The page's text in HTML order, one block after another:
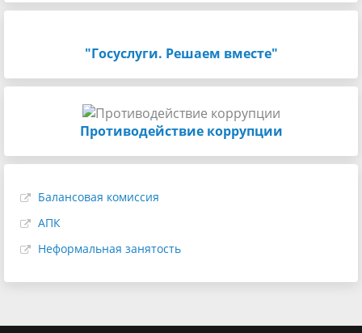
"Госуслуги. Решаем вместе"
Противодействие коррупции
Балансовая комиссия
АПК
Неформальная занятость